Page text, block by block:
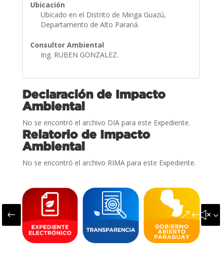
Ubicación
Ubicado en el Distrito de Minga Guazú,
Departamento de Alto Paraná.
Consultor Ambiental
Ing. RUBEN GONZALEZ.
Declaración de Impacto
Ambiental
No se encontró el archivo DIA para este Expediente.
Relatorio de Impacto
Ambiental
No se encontró el archivo RIMA para este Expediente.
#